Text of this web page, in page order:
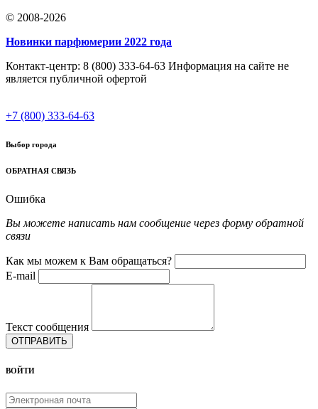
© 2008-2026
Новинки парфюмерии 2022 года
Контакт-центр: 8 (800) 333-64-63 Информация на сайте не
является публичной офертой
+7 (800) 333-64-63
Выбор города
ОБРАТНАЯ СВЯЗЬ
Ошибка
Вы можете написать нам сообщение через форму обратной
связи
Как мы можем к Вам обращаться?
E-mail
Текст сообщения
ОТПРАВИТЬ
ВОЙТИ